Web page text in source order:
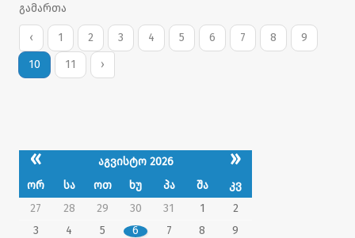
« აგვისტო 2026 »
ორ სა ოთ ხუ პა შა
კვ
27
28 29 30 31 1
2
3
4 5 6 7 8
9
გამართა
‹ 1 2 3 4 5 6 7 8
9
10
11 ›